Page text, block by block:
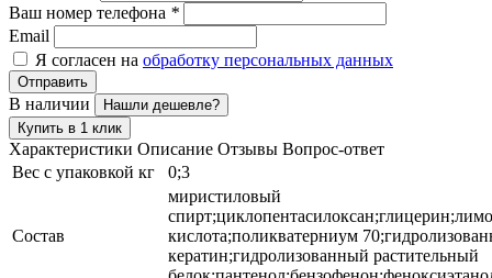
Ваш номер телефона *
Email
Я согласен на обработку персональных данных
Отправить
В наличии
Нашли дешевле?
Купить в 1 клик
Характеристики Описание Отзывы Вопрос-ответ
Вес с упаковкой кг
0;3
Состав
миристиловый
кислота;поликватерниум
кератин;гидролизованный растительный